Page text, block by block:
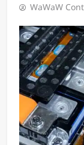
WaWaW